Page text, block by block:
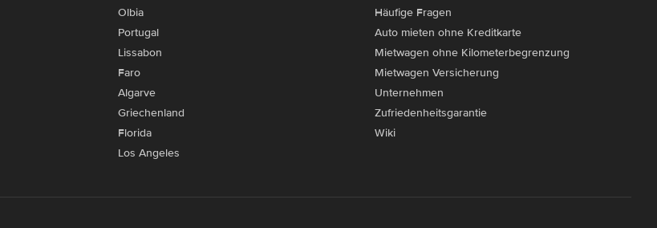
Olbia
Portugal
Lissabon
Faro
Algarve
Griechenland
Florida
Los Angeles
Häufige Fragen
Auto mieten ohne Kreditkarte
Mietwagen ohne Kilometerbegrenzung
Mietwagen Versicherung
Unternehmen
Zufriedenheitsgarantie
Wiki